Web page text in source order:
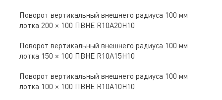
Поворот вертикальный внешнего радиуса 100 мм
лотка 200 × 100 ПВНЕ R10A20H10
Поворот вертикальный внешнего радиуса 100 мм
лотка 150 × 100 ПВНЕ R10A15H10
Поворот вертикальный внешнего радиуса 100 мм
лотка 100 × 100 ПВНЕ R10A10H10